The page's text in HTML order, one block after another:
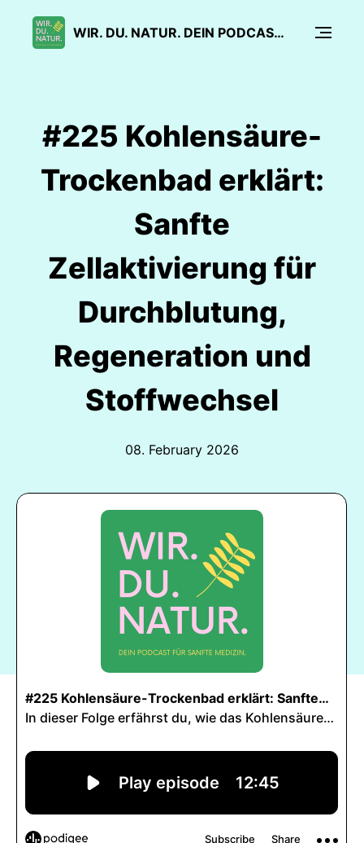
WIR. DU. NATUR. DEIN PODCAST FÜR SANFTE MEDIZIN
#225 Kohlensäure-
Trockenbad erklärt:
Sanfte
Zellaktivierung für
Durchblutung,
Regeneration und
Stoffwechsel
08. February 2026